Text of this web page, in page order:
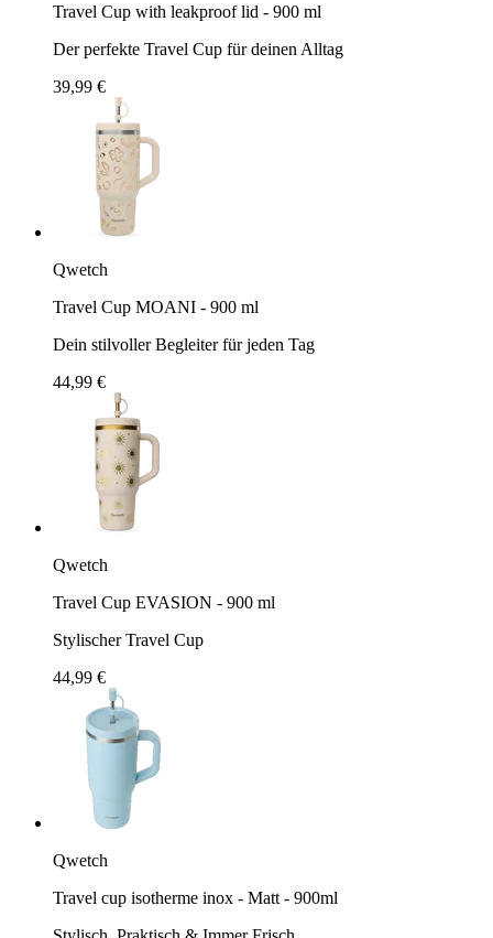
Travel Cup with leakproof lid - 900 ml
Der perfekte Travel Cup für deinen Alltag
39,99 €
Qwetch
Travel Cup MOANI - 900 ml
Dein stilvoller Begleiter für jeden Tag
44,99 €
Qwetch
Travel Cup EVASION - 900 ml
Stylischer Travel Cup
44,99 €
Qwetch
Travel cup isotherme inox - Matt - 900ml